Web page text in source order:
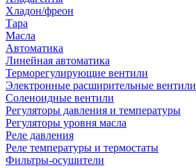
Хладон/фреон
Тара
Масла
Автоматика
Линейная автоматика
Терморегулирующие вентили
Электронные расширительные вентили
Соленоидные вентили
Регуляторы давления и температуры
Регуляторы уровня масла
Реле давления
Реле температуры и термостаты
Фильтры-осушители